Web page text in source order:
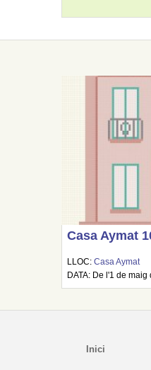
Casa Aymat
LLOC:Casa Aymat
DATA: De l'1 de
Inici